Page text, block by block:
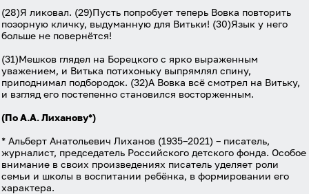
(28)Я ликовал. (29)Пусть попробует теперь Вовка повторить
позорную кличку, выдуманную для Витьки! (30)Язык у него
больше не повернётся!
(31)Мешков глядел на Борецкого с ярко выраженным
уважением, и Витька потихоньку выпрямлял спину,
приподнимал подбородок. (32)А Вовка всё смотрел на Витьку,
и взгляд его постепенно становился восторженным.
(По А.А. Лиханову*)
* Альберт Анатольевич Лиханов (1935–2021) – писатель,
журналист, председатель Российского детского фонда. Особое
внимание в своих произведениях писатель уделяет роли
семьи и школы в воспитании ребёнка, в формировании его
характера.